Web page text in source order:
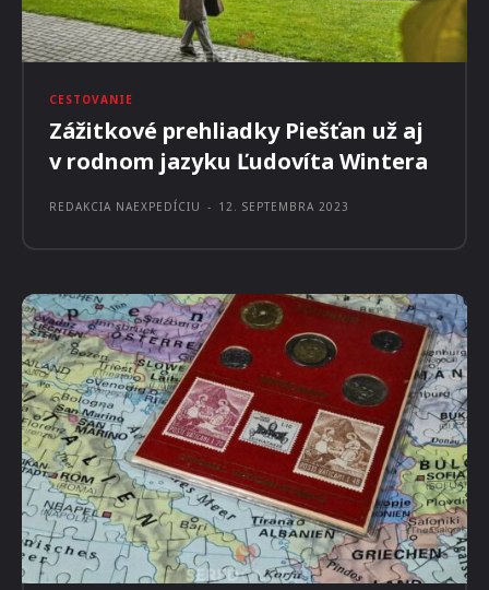
CESTOVANIE
Zážitkové prehliadky Piešťan už aj
v rodnom jazyku Ľudovíta Wintera
REDAKCIA NAEXPEDÍCIU - 12. SEPTEMBRA 2023